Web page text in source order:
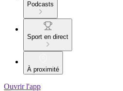
Podcasts
Sport en direct
À proximité
Ouvrir l'app